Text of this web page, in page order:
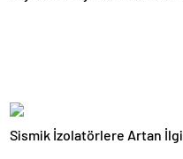
Sismik İzolatörlere Artan İlgi